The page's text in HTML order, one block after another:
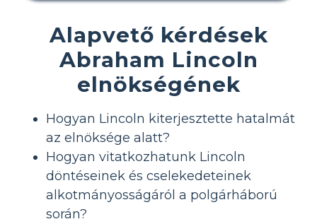
Alapvető kérdések
Abraham Lincoln
elnökségének
Hogyan Lincoln kiterjesztette hatalmát
az elnöksége alatt?
Hogyan vitatkozhatunk Lincoln
döntéseinek és cselekedeteinek
alkotmányosságáról a polgárháború
során?